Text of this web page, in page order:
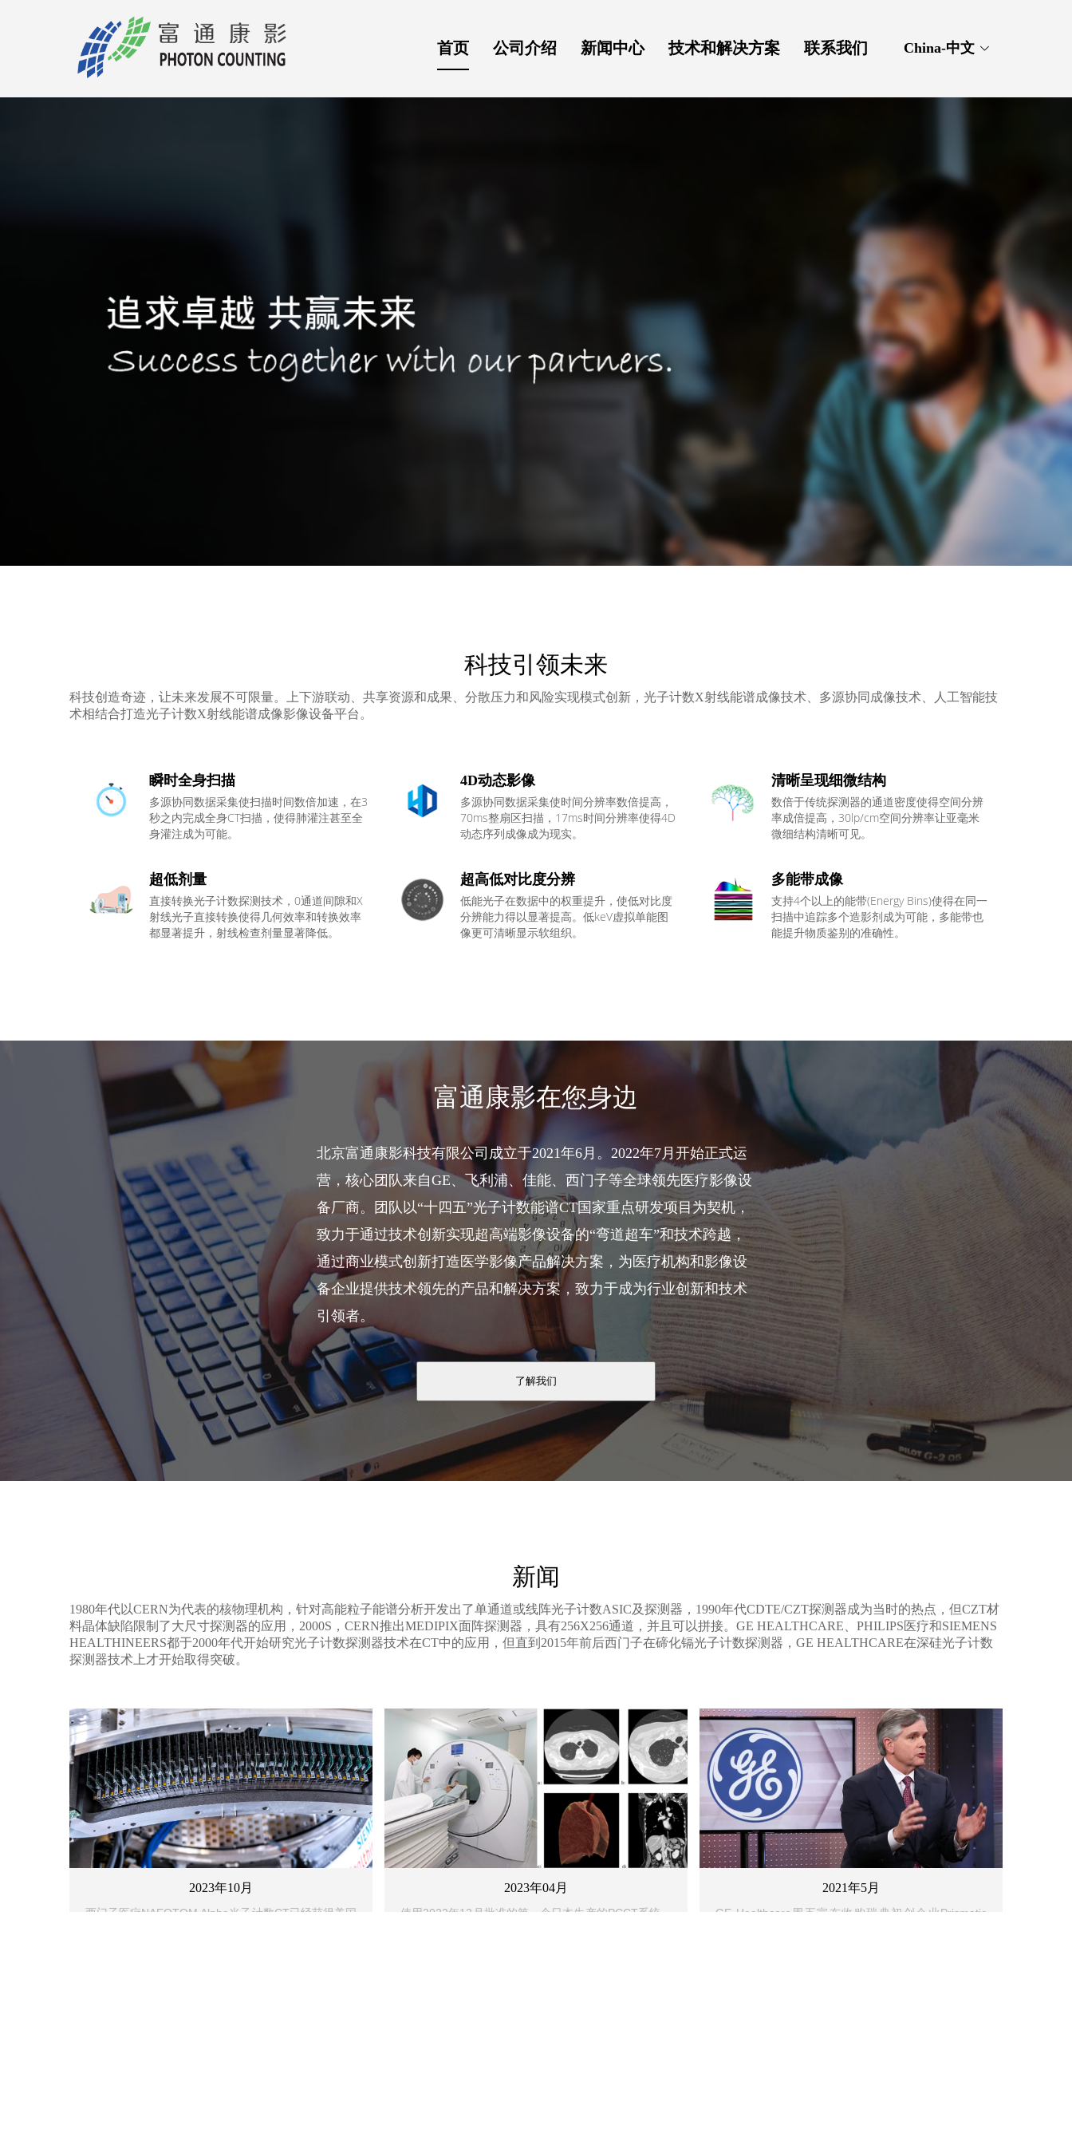
首页 公司介绍 新闻中心 技术和解决方案 联系我们 China-中文
科技引领未来
科技创造奇迹，让未来发展不可限量。上下游联动、共享资源和成果、分散压力和风险实现模式创新，光子计数X射线能谱成像技术、多源协同成像技术、人工智能技
术相结合打造光子计数X射线能谱成像影像设备平台。
瞬时全身扫描
多源协同数据采集使扫描时间数倍加速，在3
秒之内完成全身CT扫描，使得肺灌注甚至全
身灌注成为可能。
4D动态影像
多源协同数据采集使时间分辨率数倍提高，
70ms整扇区扫描，17ms时间分辨率使得4D
动态序列成像成为现实。
清晰呈现细微结构
数倍于传统探测器的通道密度使得空间分辨
率成倍提高，30lp/cm空间分辨率让亚毫米
微细结构清晰可见。
超低剂量
直接转换光子计数探测技术，0通道间隙和X
射线光子直接转换使得几何效率和转换效率
都显著提升，射线检查剂量显著降低。
超高低对比度分辨
低能光子在数据中的权重提升，使低对比度
分辨能力得以显著提高。低keV虚拟单能图
像更可清晰显示软组织。
多能带成像
支持4个以上的能带(Energy Bins)使得在同一
扫描中追踪多个造影剂成为可能，多能带也
能提升物质鉴别的准确性。
富通康影在您身边
北京富通康影科技有限公司成立于2021年6月。2022年7月开始正式运
营，核心团队来自GE、飞利浦、佳能、西门子等全球领先医疗影像设
备厂商。团队以“十四五”光子计数能谱CT国家重点研发项目为契机，
致力于通过技术创新实现超高端影像设备的“弯道超车”和技术跨越，
通过商业模式创新打造医学影像产品解决方案，为医疗机构和影像设
备企业提供技术领先的产品和解决方案，致力于成为行业创新和技术
引领者。
了解我们
新闻
1980年代以CERN为代表的核物理机构，针对高能粒子能谱分析开发出了单通道或线阵光子计数ASIC及探测器，1990年代CDTE/CZT探测器成为当时的热点，但CZT材
料晶体缺陷限制了大尺寸探测器的应用，2000S，CERN推出MEDIPIX面阵探测器，具有256X256通道，并且可以拼接。GE HEALTHCARE、PHILIPS医疗和SIEMENS
HEALTHINEERS都于2000年代开始研究光子计数探测器技术在CT中的应用，但直到2015年前后西门子在碲化镉光子计数探测器，GE HEALTHCARE在深硅光子计数
探测器技术上才开始取得突破。
2023年10月
西门子医疗NAEOTOM Alpha光子计数CT已经获得美国
2023年04月
使用2022年12月批准的第一个日本生产的PCCT系统，
2021年5月
GE Healthcare周五宣布收购瑞典初创企业Prismatic